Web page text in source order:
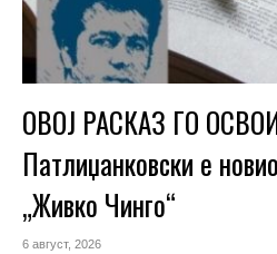
ОВОЈ РАСКАЗ ГО
Патлиџанковски е
„Живко Чинго“
6 август, 2026